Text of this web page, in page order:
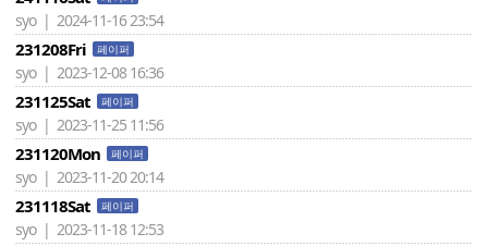
syo | 2024-11-16 23:54
231208Fri 페이퍼
syo | 2023-12-08 16:36
231125Sat 페이퍼
syo | 2023-11-25 11:56
231120Mon 페이퍼
syo | 2023-11-20 20:14
231118Sat 페이퍼
syo | 2023-11-18 12:53